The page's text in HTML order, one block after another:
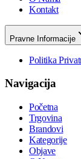
Kontakt
Pravne Informacije
Politika
Navigacija
Početna
Trgovina
Brandovi
Kategorije
Objave